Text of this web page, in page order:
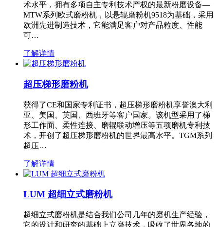
术水平，拥有多项自主专利技术产权的最新粉磨设备—
MTW系列欧式磨粉机，以悬辊磨粉机9518为基础，采用
欧洲先进制造技术，它能满足客户对产品粒度、性能
可…
了解详情
超压梯形磨粉机
获得了CE和国家专利证书，超压梯形磨粉机享誉澳大利
亚、美国、英国、西班牙等客户国家。该机型采用了梯
形工作面、柔性连接、磨辊联动增压等五项磨机专利技
术，开创了超压梯形磨粉机的世界最高水平。TGM系列
超压…
了解详情
LUM 超细立式磨粉机
超细立式磨粉机是结合我们公司几年的磨机生产经验，
它的设计和研究的基础上立磨技术，吸收了世界各地的